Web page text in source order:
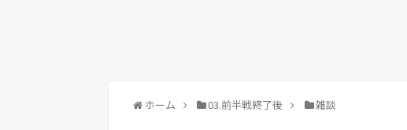
ホーム 03.前半戦終了後 雑談